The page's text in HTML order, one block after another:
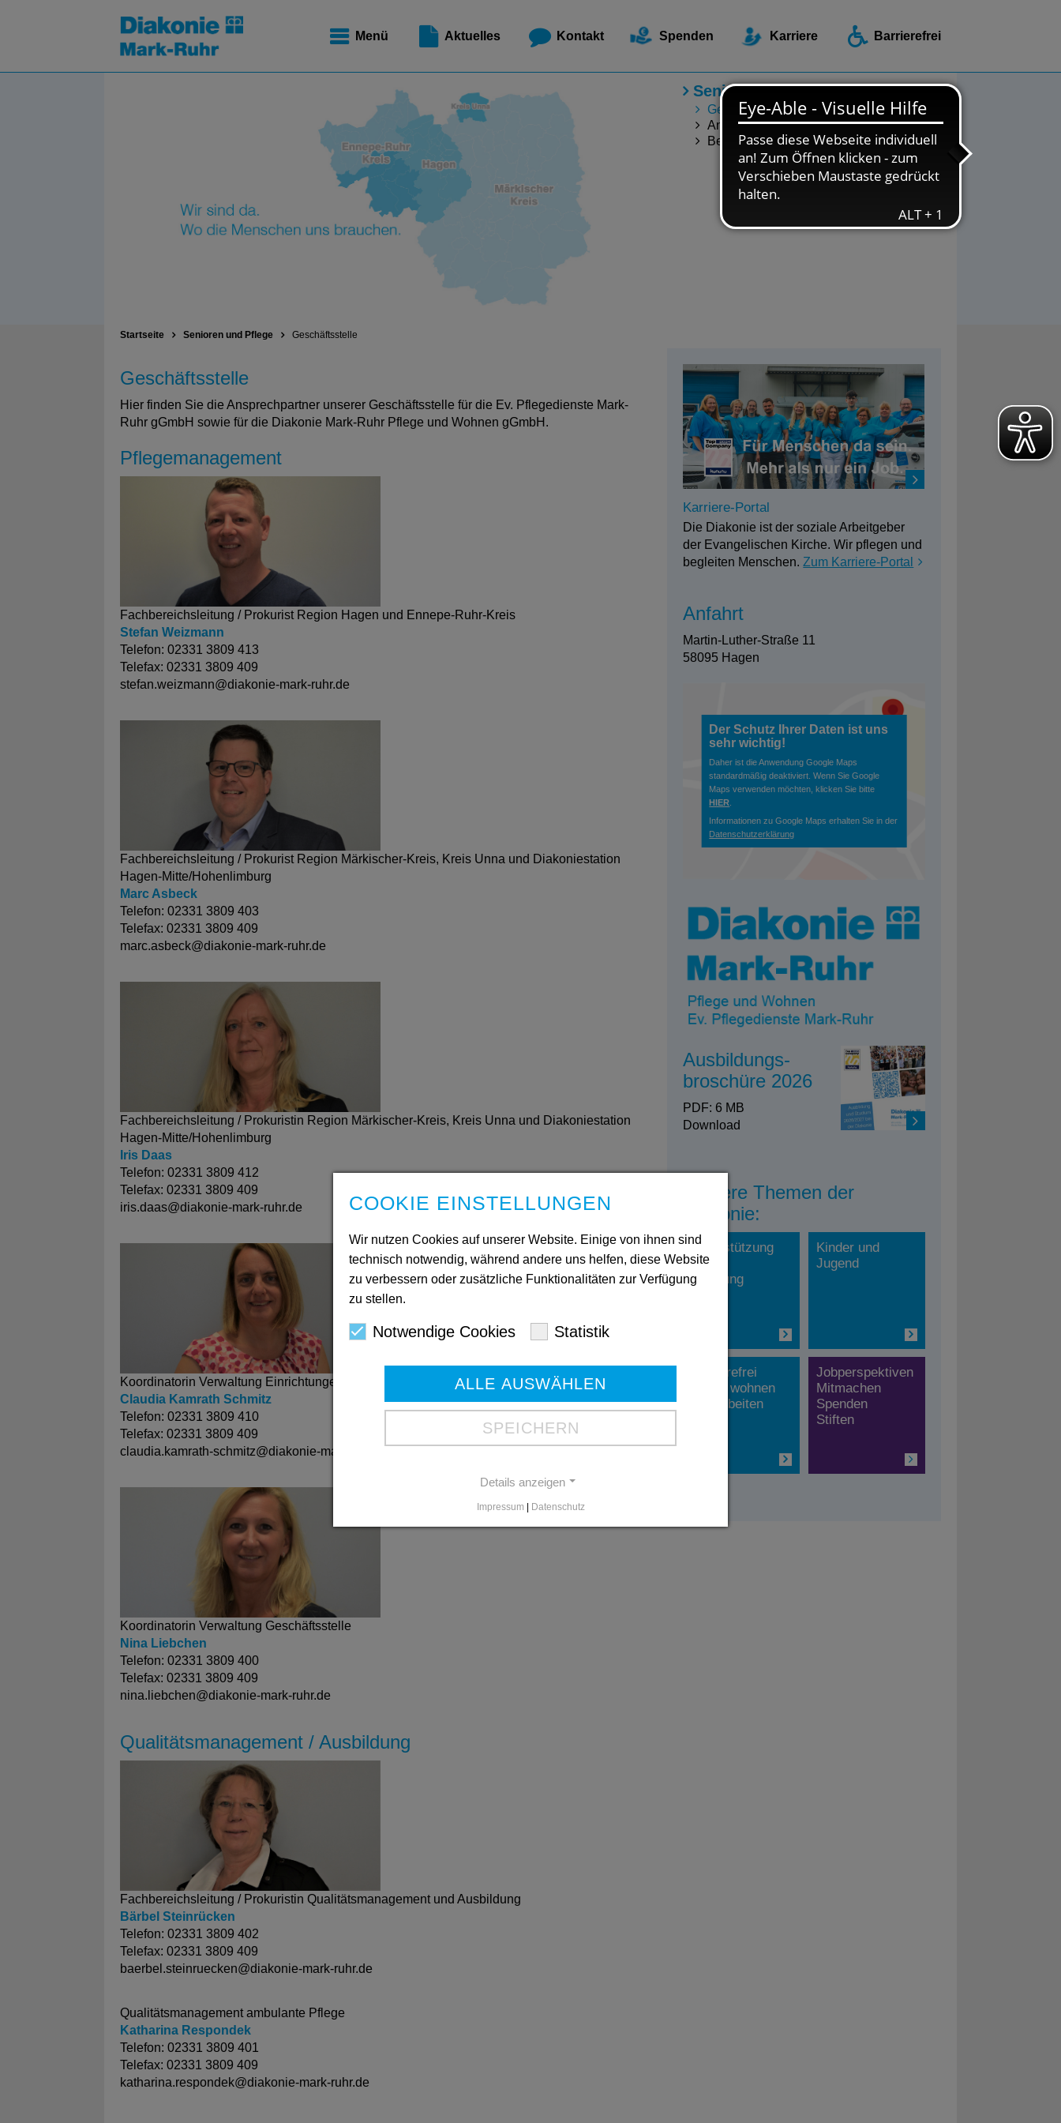
Menü Aktuelles Kontakt Spenden Karriere Barrierefrei
Meldestellen / Beratungsstellen
Senioren und Pflege
Geschäftsstelle
Angebote zu Wohnen und Pflege
Beratungszentrum
Startseite Senioren und Pflege Geschäftsstelle
Geschäftsstelle
Hier finden Sie die Ansprechpartner unserer Geschäftsstelle für die Ev. Pflegedienste Mark-
Ruhr gGmbH sowie für die Diakonie Mark-Ruhr Pflege und Wohnen gGmbH.
Pflegemanagement
Fachbereichsleitung / Prokurist Region Hagen und Ennepe-Ruhr-Kreis
Stefan Weizmann
Telefon: 02331 3809 413
Telefax: 02331 3809 409
stefan.weizmann@diakonie-mark-ruhr.de
Fachbereichsleitung / Prokurist Region Märkischer-Kreis, Kreis Unna und Diakoniestation
Hagen-Mitte/Hohenlimburg
Marc Asbeck
Telefon: 02331 3809 403
Telefax: 02331 3809 409
marc.asbeck@diakonie-mark-ruhr.de
Fachbereichsleitung / Prokuristin Region Märkischer-Kreis, Kreis Unna und Diakoniestation
Hagen-Mitte/Hohenlimburg
Iris Daas
Telefon: 02331 3809 412
Telefax: 02331 3809 409
iris.daas@diakonie-mark-ruhr.de
Koordinatorin Verwaltung Einrichtungen
Claudia Kamrath Schmitz
Telefon: 02331 3809 410
Telefax: 02331 3809 409
claudia.kamrath-schmitz@diakonie-mark-ruhr.de
Koordinatorin Verwaltung Geschäftsstelle
Nina Liebchen
Telefon: 02331 3809 400
Telefax: 02331 3809 409
nina.liebchen@diakonie-mark-ruhr.de
Qualitätsmanagement / Ausbildung
Fachbereichsleitung / Prokuristin Qualitätsmanagement und Ausbildung
Bärbel Steinrücken
Telefon: 02331 3809 402
Telefax: 02331 3809 409
baerbel.steinruecken@diakonie-mark-ruhr.de
Qualitätsmanagement ambulante Pflege
Katharina Respondek
Telefon: 02331 3809 401
Telefax: 02331 3809 409
katharina.respondek@diakonie-mark-ruhr.de
Karriere-Portal
Die Diakonie ist der soziale Arbeitgeber
der Evangelischen Kirche. Wir pflegen und
begleiten Menschen.Zum Karriere-Portal
Anfahrt
Martin-Luther-Straße 11
58095 Hagen
Der Schutz Ihrer Daten ist uns
sehr wichtig!
Daher ist die Anwendung Google Maps
standardmäßig deaktiviert. Wenn Sie Google
Maps verwenden möchten, klicken Sie bitte
HIER
Informationen zu Google Maps erhalten Sie in der
Datenschutzerklärung
Ausbildungs-
broschüre 2026
PDF: 6 MB
Download
Weitere Themen der
Diakonie:
Unterstützung
und
Beratung
Kinder und
Jugend
Barrierefrei
leben: wohnen
und arbeiten
Jobperspektiven
Mitmachen
Spenden
Stiften
COOKIE EINSTELLUNGEN
Wir nutzen Cookies auf unserer Website. Einige von ihnen sind
technisch notwendig, während andere uns helfen, diese Website
zu verbessern oder zusätzliche Funktionalitäten zur Verfügung
zu stellen.
Notwendige Cookies Statistik
ALLE AUSWÄHLEN
SPEICHERN
Details anzeigen
Impressum Datenschutz